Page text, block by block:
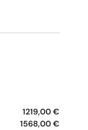
1219,00 €
1568,00 €